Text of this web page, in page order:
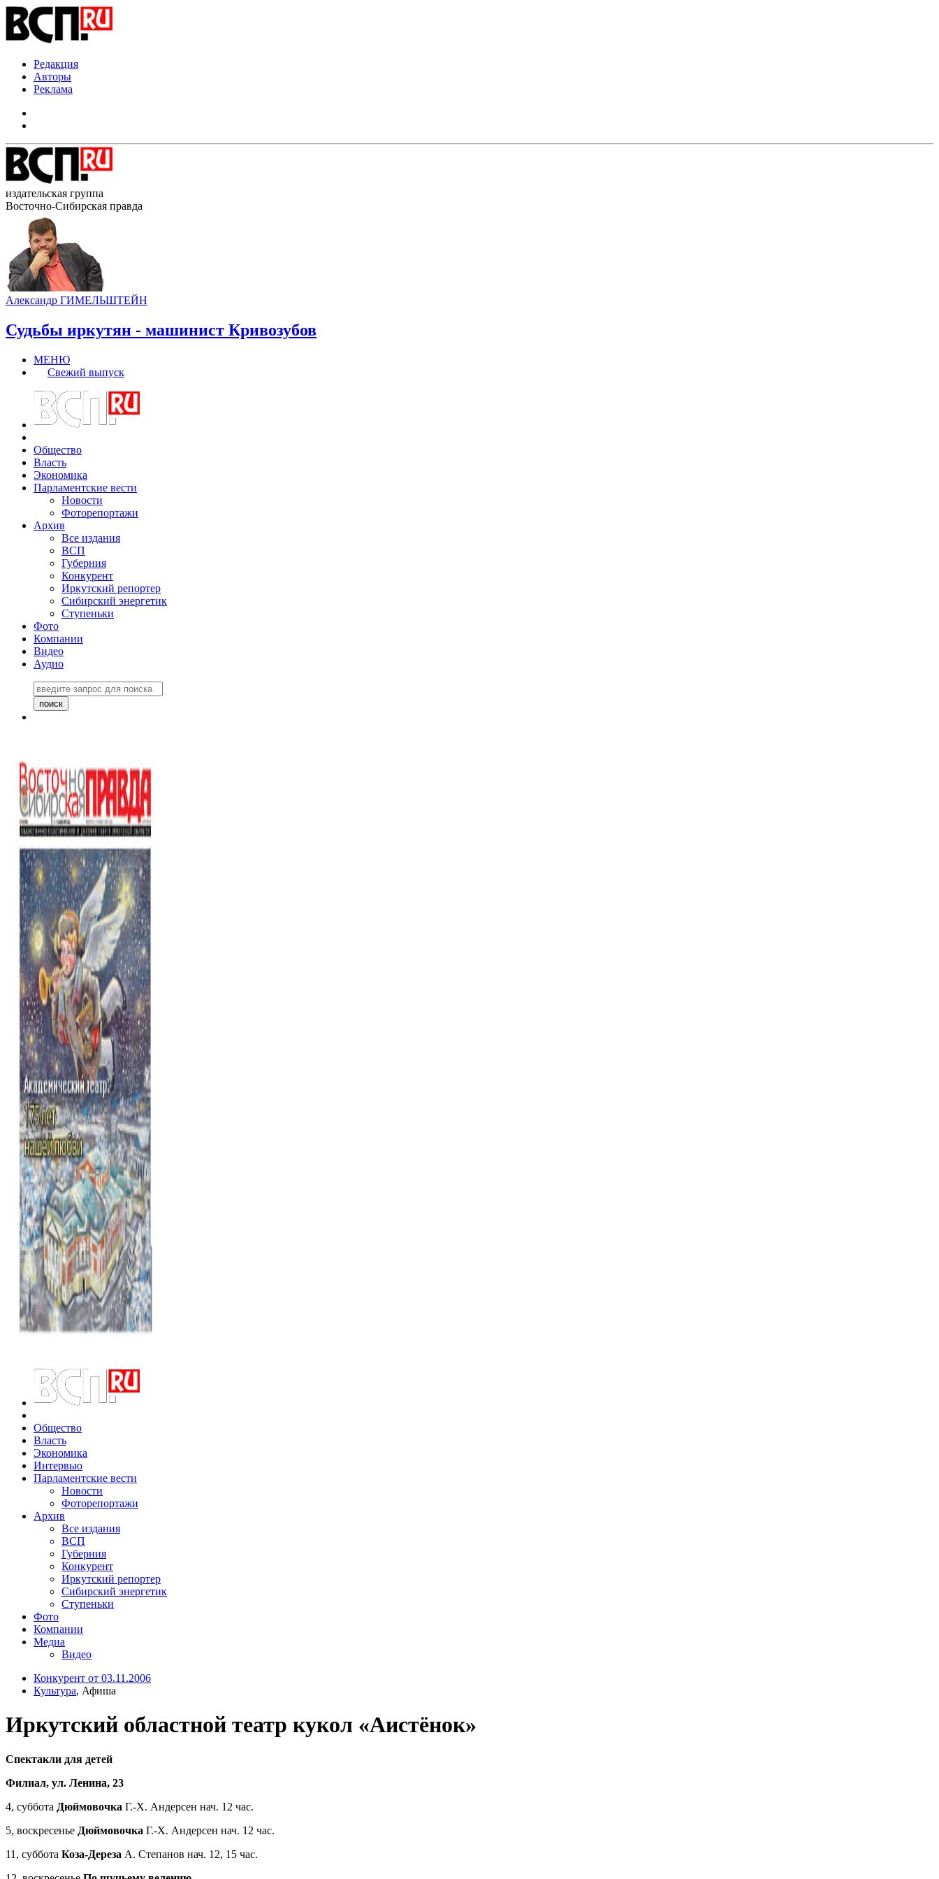
Редакция
Авторы
Реклама
издательская группа
Восточно-Сибирская правда
Александр ГИМЕЛЬШТЕЙН
Судьбы иркутян - машинист Кривозубов
МЕНЮ
Свежий выпуск
Общество
Власть
Экономика
Парламентские вести
Новости
Фоторепортажи
Архив
Все издания
ВСП
Губерния
Конкурент
Иркутский репортер
Сибирский энергетик
Ступеньки
Фото
Компании
Видео
Аудио
Общество
Власть
Экономика
Интервью
Парламентские вести
Новости
Фоторепортажи
Архив
Все издания
ВСП
Губерния
Конкурент
Иркутский репортер
Сибирский энергетик
Ступеньки
Фото
Компании
Медиа
Видео
Конкурент от 03.11.2006
Культура, Афиша
Иркутский областной театр кукол «Аистёнок»
Спектакли для детей
Филиал, ул. Ленина, 23
4, суббота Дюймовочка Г.-Х. Андерсен нач. 12 час.
5, воскресенье Дюймовочка Г.-Х. Андерсен нач. 12 час.
11, суббота Коза-Дереза А. Степанов нач. 12, 15 час.